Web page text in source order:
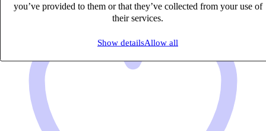
you’ve provided to them or that they’ve collected from your use of
their services.
Show detailsAllow all